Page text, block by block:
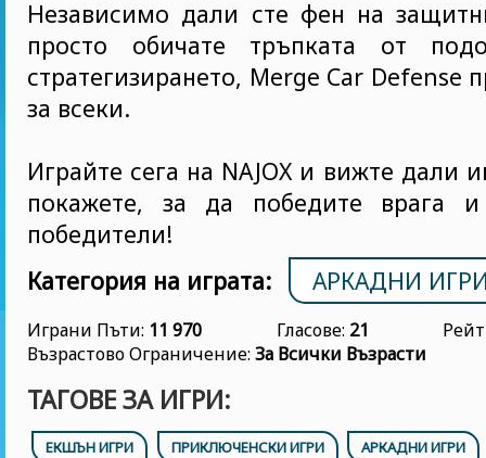
Независимо дали сте фен на
просто обичате тръпката от
стратегизирането, Merge Car Defense
за всеки.
Играйте сега на NAJOX и вижте дали
покажете, за да победите врага
победители!
Категория на играта:
АРКАДНИ
Играни Пъти: 11 970 Гласове: 21
Възрастово Ограничение: За Всички Възрасти
ТАГОВЕ ЗА ИГРИ:
ЕКШЪН ИГРИ ПРИКЛЮЧЕНСКИ ИГРИ
АРКАДНИ ИГРИ